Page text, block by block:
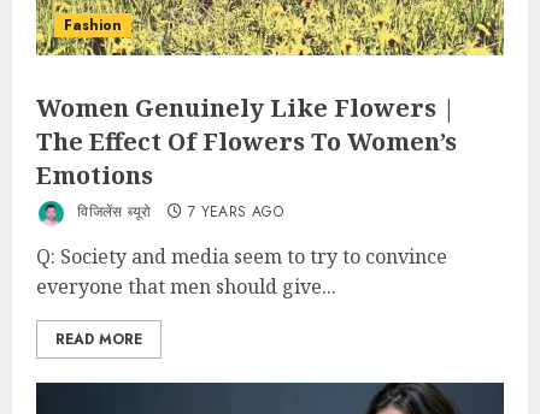
Fashion
Women Genuinely Like Flowers |
The Effect Of Flowers To Women’s
Emotions
विजिलेंस ब्यूरो 7 YEARS AGO
Q: Society and media seem to try to convince
everyone that men should give...
READ MORE